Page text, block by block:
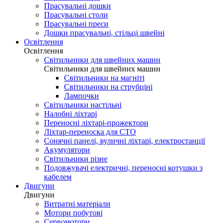
Прасувальні дошки
Прасувальні столи
Прасувальні преси
Дошки прасувальні, стільці швейні
Освітлення
Освітлення
Світильники для швейних машин
Світильники для швейних машин
Світильники на магніті
Світильники на струбціні
Лампочки
Світильники настільні
Налобні ліхтарі
Переносні ліхтарі-прожектори
Ліхтар-переноска для СТО
Сонячні панелі, вуличні ліхтарі, електростанції
Акумулятори
Світильники різне
Подовжувачі електричні, переносні котушки з
кабелем
Двигуни
Двигуни
Витратні матеріали
Мотори побутові